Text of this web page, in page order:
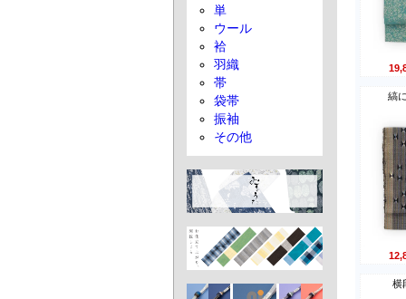
縞
横
単
ウール
袷
羽織
帯
袋帯
振袖
その他